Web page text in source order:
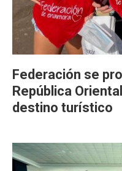
Federación se
República
destino turístico